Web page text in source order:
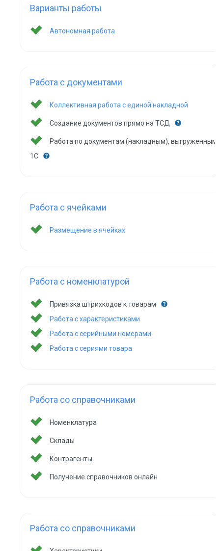
Варианты работы
Автономная работа
Работа с документами
Коллективная работа с единой накладной
Создание документов прямо на ТСД
Работа по документам (накладным), выгруженным
1С
Работа с ячейками
Размещение в ячейках
Работа с номенклатурой
Привязка штрихкодов к товарам
Работа с характеристиками
Работа с серийными номерами
Работа с сериями товара
Работа со справочниками
Номенклатура
Склады
Контрагенты
Получение справочников онлайн
Работа со справочниками